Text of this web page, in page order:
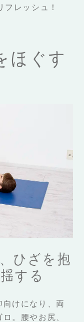
レッシュ！
ほぐす
ひざを抱
する
向けになり、両
。腰やお尻、